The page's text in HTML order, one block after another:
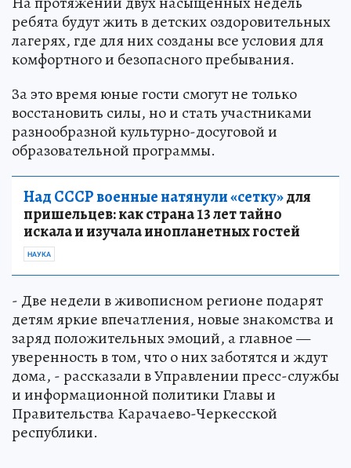
ребята будут жить в детских оздоровительных
лагерях, где для них созданы все условия для
комфортного и безопасного пребывания.
За это время юные гости смогут не только
восстановить силы, но и стать участниками
разнообразной культурно-досуговой и
образовательной программы.
Над СССР военные натянули «сетку»для
пришельцев: как страна 13 лет тайно
искала и изучала инопланетных гостей
НАУКА
- Две недели в живописном регионе подарят
детям яркие впечатления, новые знакомства и
заряд положительных эмоций, а главное —
уверенность в том, что о них заботятся и ждут
дома, - рассказали в Управлении пресс-службы
и информационной политики Главы и
Правительства Карачаево-Черкесской
республики.